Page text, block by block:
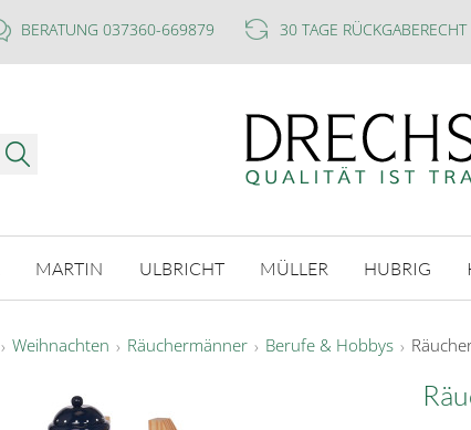
BERATUNG 037360-669879 30 TAGE RÜCKGABERECHT
MARTIN ULBRICHT MÜLLER HUBRIG
Weihnachten Räuchermänner Berufe & Hobbys